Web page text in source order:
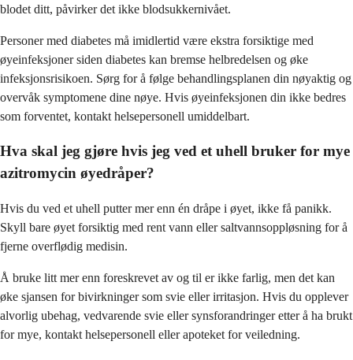
blodet ditt, påvirker det ikke blodsukkernivået.
Personer med diabetes må imidlertid være ekstra forsiktige med
øyeinfeksjoner siden diabetes kan bremse helbredelsen og øke
infeksjonsrisikoen. Sørg for å følge behandlingsplanen din nøyaktig og
overvåk symptomene dine nøye. Hvis øyeinfeksjonen din ikke bedres
som forventet, kontakt helsepersonell umiddelbart.
Hva skal jeg gjøre hvis jeg ved et uhell bruker for mye
azitromycin øyedråper?
Hvis du ved et uhell putter mer enn én dråpe i øyet, ikke få panikk.
Skyll bare øyet forsiktig med rent vann eller saltvannsoppløsning for å
fjerne overflødig medisin.
Å bruke litt mer enn foreskrevet av og til er ikke farlig, men det kan
øke sjansen for bivirkninger som svie eller irritasjon. Hvis du opplever
alvorlig ubehag, vedvarende svie eller synsforandringer etter å ha brukt
for mye, kontakt helsepersonell eller apoteket for veiledning.